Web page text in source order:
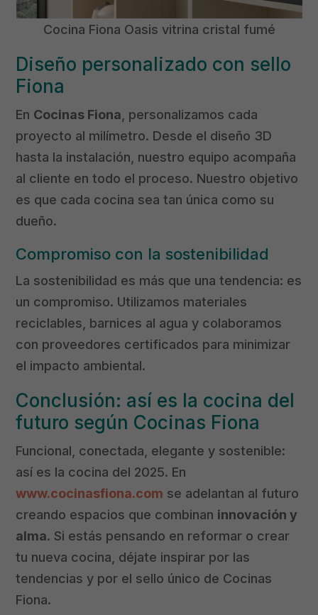
Cocina Fiona Oasis vitrina cristal fumé
Diseño personalizado con sello
Fiona
En Cocinas Fiona , personalizamos cada
proyecto al milímetro. Desde el diseño 3D
hasta la instalación, nuestro equipo acompaña
al cliente en todo el proceso. Nuestro objetivo
es que cada cocina sea tan única como su
dueño.
Compromiso con la sostenibilidad
La sostenibilidad es más que una tendencia: es
un compromiso. Utilizamos materiales
reciclables, barnices al agua y colaboramos
con proveedores certificados para minimizar
el impacto ambiental.
Conclusión: así es la cocina del
futuro según Cocinas Fiona
Funcional, conectada, elegante y sostenible:
así es la cocina del 2025. En
www.cocinasfiona.com se adelantan al futuro
creando espacios que combinan innovación y
alma. Si estás pensando en reformar o crear
tu nueva cocina, déjate inspirar por las
tendencias y por el sello único de Cocinas
Fiona.